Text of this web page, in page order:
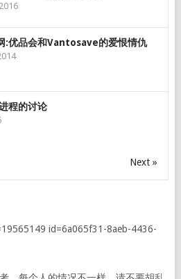
:优品会和Vantosave的爱恨情仇
程的讨论
Next »
id=6a065f31-8aeb-4436-